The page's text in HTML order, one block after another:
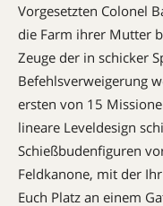
Vorgesetzten Colonel
die Farm ihrer Mutter
Zeuge der in schicker
Befehlsverweigerung
ersten von 15
lineare Leveldesign
Schießbudenfiguren
Feldkanone, mit der
Euch Platz an einem